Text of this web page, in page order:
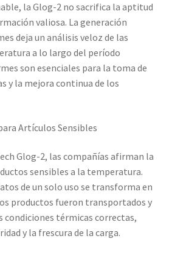
la Glog-2 no sacrifica la aptitud
valiosa. La generación
deja un análisis veloz de las
a lo largo del período
son esenciales para la toma de
y la mejora continua de los
Artículos Sensibles
Glog-2, las compañías afirman la
sensibles a la temperatura.
de un solo uso se transforma en
productos fueron transportados y
condiciones térmicas correctas,
y la frescura de la carga.